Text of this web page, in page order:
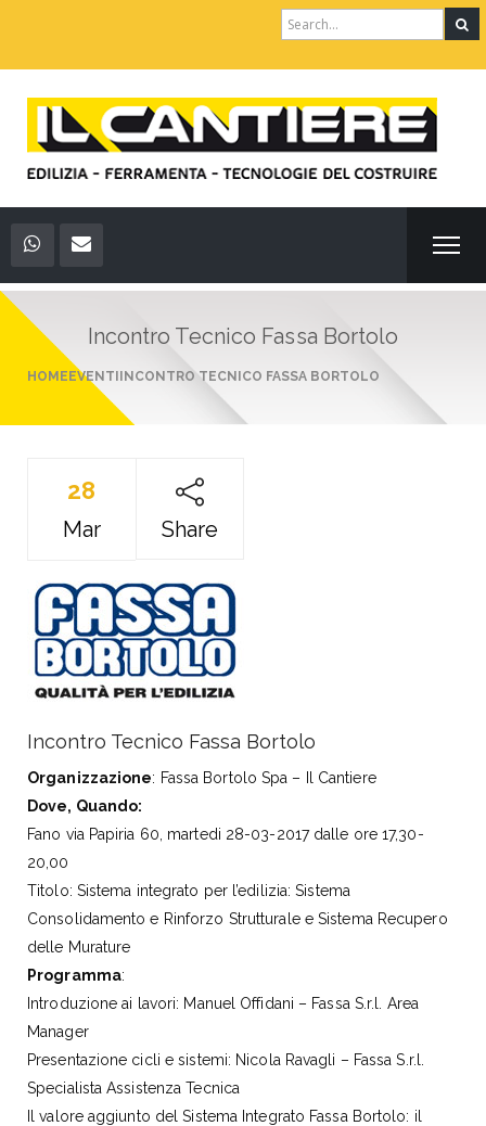
Search
for:
Incontro Tecnico Fassa Bortolo
HOMEEVENTIINCONTRO TECNICO FASSA BORTOLO
28
Mar Share
Incontro Tecnico Fassa Bortolo
Organizzazione: Fassa Bortolo Spa – Il Cantiere
Dove, Quando:
Fano via Papiria 60, martedi 28-03-2017 dalle ore 17,30-
20,00
Titolo: Sistema integrato per l’edilizia: Sistema
Consolidamento e Rinforzo Strutturale e Sistema Recupero
delle Murature
Programma:
Introduzione ai lavori: Manuel Offidani – Fassa S.r.l. Area
Manager
Presentazione cicli e sistemi: Nicola Ravagli – Fassa S.r.l.
Specialista Assistenza Tecnica
Il valore aggiunto del Sistema Integrato Fassa Bortolo: il